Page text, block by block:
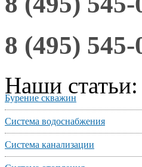
8 (495) 545-
Наши статьи:
Бурение скважин
Система водоснабжения
Система канализации